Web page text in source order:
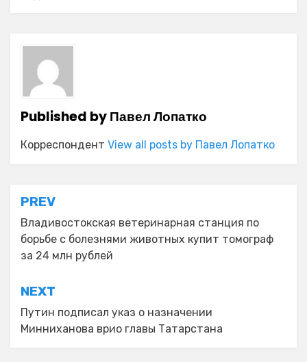
Published byПавел Лопатко
Корреспондент View all posts by Павел Лопатко
Навигация
по
записям
PREV
Владивостокская ветеринарная станция по
борьбе с болезнями животных купит томограф
за 24 млн рублей
NEXT
Путин подписал указ о назначении
Минниханова врио главы Татарстана